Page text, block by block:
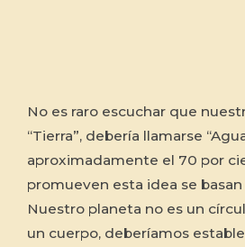
No es raro escuchar que
“Tierra”, debería llamarse
aproximadamente el 70 por
promueven esta idea se
Nuestro planeta no es un
un cuerpo, deberíamos